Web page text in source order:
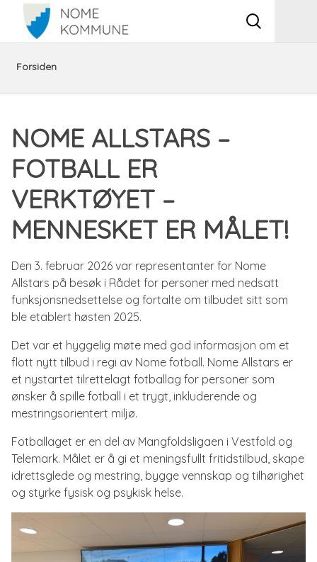
Vis
Du
her:
Forsiden
–
Fotball
er
verktøyet
–
Mennesket
er
målet!
NOME ALLSTARS –
FOTBALL ER
VERKTØYET –
MENNESKET ER MÅLET!
Den 3. februar 2026 var representanter for Nome
Allstars på besøk i Rådet for personer med nedsatt
funksjonsnedsettelse og fortalte om tilbudet sitt som
ble etablert høsten 2025.
Det var et hyggelig møte med god informasjon om et
flott nytt tilbud i regi av Nome fotball. Nome Allstars er
et nystartet tilrettelagt fotballag for personer som
ønsker å spille fotball i et trygt, inkluderende og
mestringsorientert miljø.
Fotballaget er en del av Mangfoldsligaen i Vestfold og
Telemark. Målet er å gi et meningsfullt fritidstilbud, skape
idrettsglede og mestring, bygge vennskap og tilhørighet
og styrke fysisk og psykisk helse.